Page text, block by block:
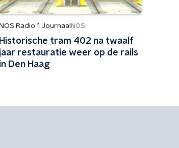
NOS Radio 1 Journaal NOS
Historische tram 402 na twaalf
jaar restauratie weer op de rails
in Den Haag